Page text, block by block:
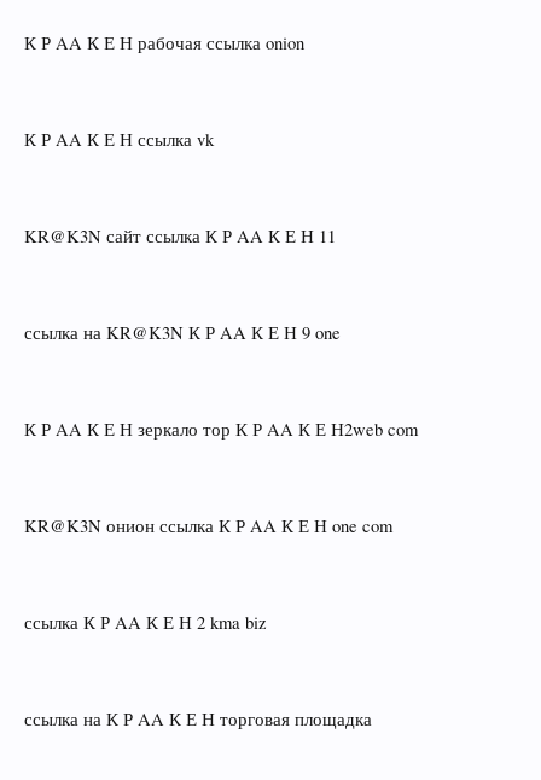
К Р AA К Е Н рабочая ссылка onion
К Р AA К Е Н ссылка vk
KR@K3N сайт ссылка К Р AA К Е Н 11
ссылка на KR@K3N К Р AA К Е Н 9 one
К Р AA К Е Н зеркало тор К Р AA К Е Н2web com
KR@K3N онион ссылка К Р AA К Е Н one com
ссылка К Р AA К Е Н 2 kma biz
ссылка на К Р AA К Е Н торговая площадка